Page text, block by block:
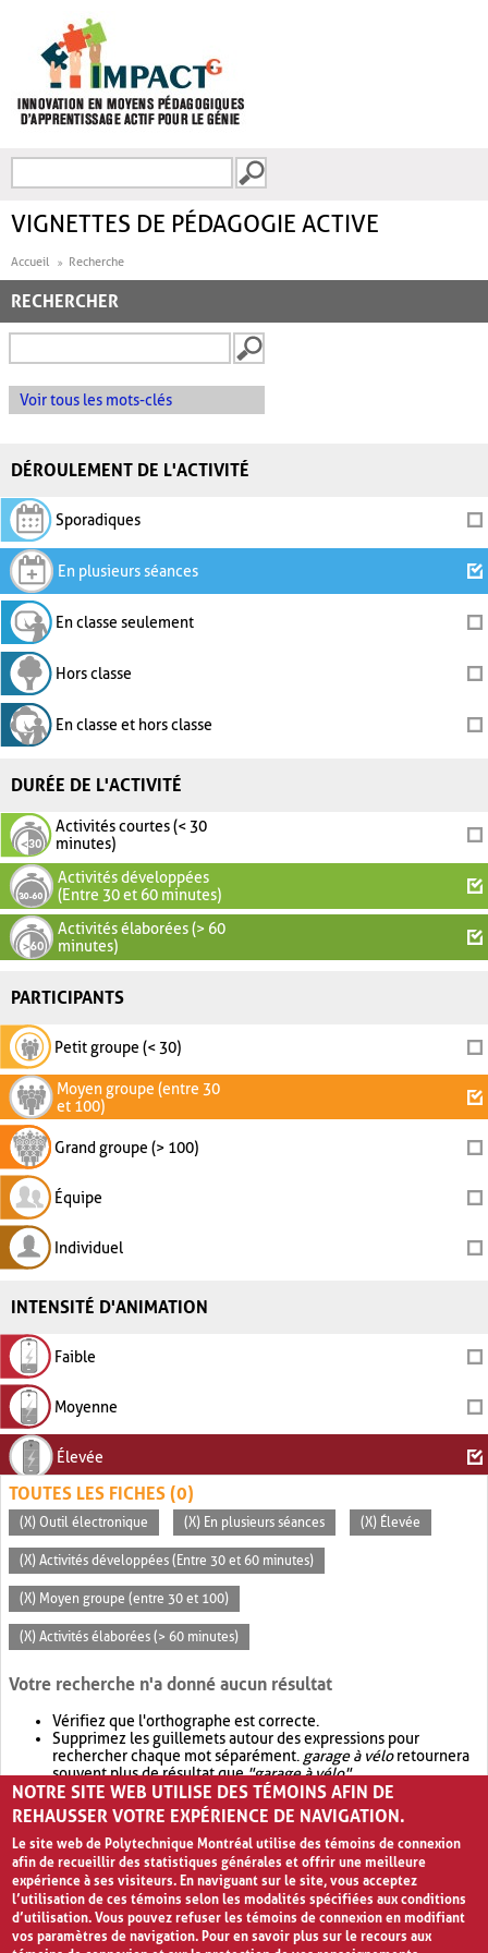
FORMULAIRE DE
VIGNETTES DE PÉDAGOGIE ACTIVE
Accueil Recherche
RECHERCHER
Voir tous les mots-clés
DÉROULEMENT DE L'ACTIVITÉ
Sporadiques
En plusieurs séances
En classe seulement
Hors classe
En classe et hors classe
DURÉE DE L'ACTIVITÉ
Activités courtes (< 30
minutes)
Activités développées
(Entre 30 et 60 minutes)
Activités élaborées (> 60
minutes)
PARTICIPANTS
Petit groupe (< 30)
Moyen groupe (entre 30
et 100)
Grand groupe (> 100)
Équipe
Individuel
INTENSITÉ D'ANIMATION
Faible
Moyenne
Élevée
TOUTES LES FICHES (0)
(X) Outil électronique (X) En plusieurs séances (X) Élevée
(X) Activités développées (Entre 30 et 60 minutes)
(X) Moyen groupe (entre 30 et 100)
(X) Activités élaborées (> 60 minutes)
Votre recherche n'a donné aucun résultat
Vérifiez que l'orthographe est correcte.
Supprimez les guillemets autour des expressions pour
rechercher chaque mot séparément. garage à véloretournera
souvent plus de résultat que"garage à vélo".
Envisagez d'élargir votre recherche avec OR.garage OR vélo
retournera souvent plus de résultat quegarage à vélo
NOTRE SITE WEB UTILISE DES TÉMOINS AFIN DE
REHAUSSER VOTRE EXPÉRIENCE DE NAVIGATION.
Le site web de Polytechnique Montréal utilise des témoins de connexion
afin de recueillir des statistiques générales et offrir une meilleure
expérience à ses visiteurs. En naviguant sur le site, vous acceptez
l’utilisation de ces témoins selon les modalités spécifiées aux conditions
d’utilisation. Vous pouvez refuser les témoins de connexion en modifiant
vos paramètres de navigation. Pour en savoir plus sur le recours aux